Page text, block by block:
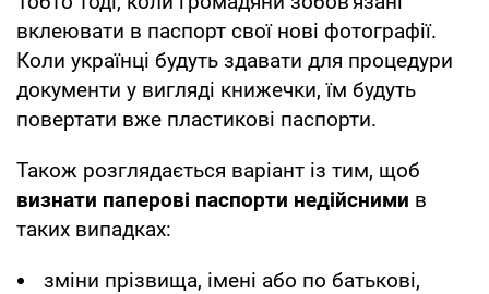
вклеювати в паспорт свої нові фотографії.
Коли українці будуть здавати для процедури
документи у вигляді книжечки, їм будуть
повертати вже пластикові паспорти.
Також розглядається варіант із тим, щоб
визнати паперові паспорти недійсними в
таких випадках:
зміни прізвища, імені або по батькові,